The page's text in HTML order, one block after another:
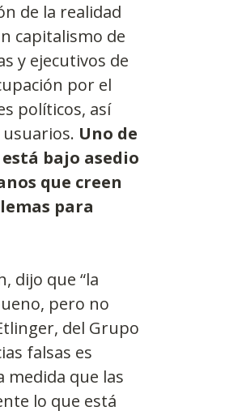
de la realidad
capitalismo de
y ejecutivos de
por el
políticos, así
Uno de
bajo asedio
que creen
para
dijo que “la
pero no
del Grupo
falsas es
medida que las
lo que está